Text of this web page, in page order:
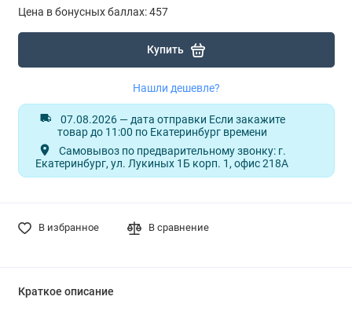
Цена в бонусных баллах: 457
Купить
Нашли дешевле?
07.08.2026 — дата отправки Если закажите
товар до 11:00 по Екатеринбург времени
Самовывоз по предварительному звонку: г.
Екатеринбург, ул. Лукиных 1Б корп. 1, офис 218А
В избранное В сравнение
Краткое описание